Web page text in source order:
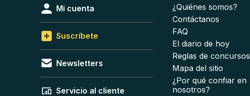
Mi cuenta
Suscríbete
Newsletters
Servicio al cliente
¿Quiénes somos?
Contáctanos
FAQ
El diario de hoy
Reglas de concursos
Mapa del sitio
¿Por qué confiar en
nosotros?